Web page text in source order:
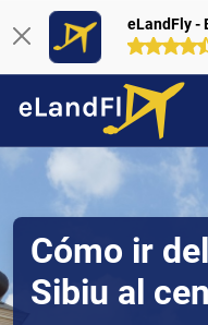
eLandFly -
Cómo ir
Sibiu al